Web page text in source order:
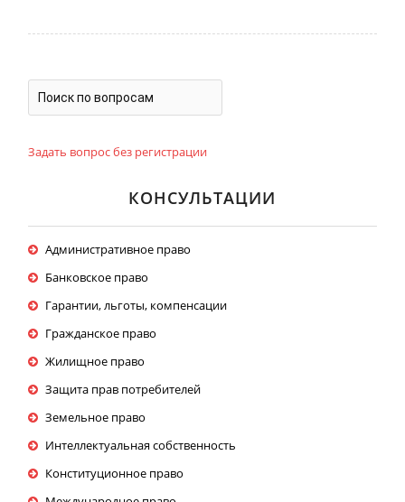
Задать вопрос без регистрации
КОНСУЛЬТАЦИИ
Административное право
Банковское право
Гарантии, льготы, компенсации
Гражданское право
Жилищное право
Защита прав потребителей
Земельное право
Интеллектуальная собственность
Конституционное право